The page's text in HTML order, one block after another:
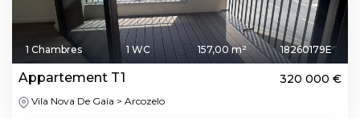
1 Chambres 1 WC 157,00 m² 18260179E
Appartement T1 320 000 €
Vila Nova De Gaia > Arcozelo